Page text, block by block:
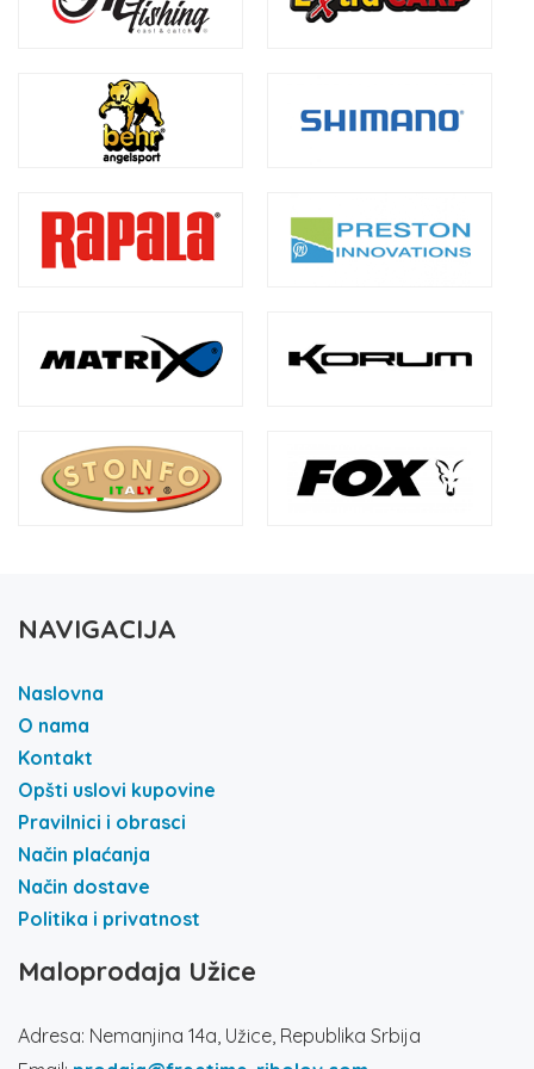
NAVIGACIJA
Naslovna
O nama
Kontakt
Opšti uslovi kupovine
Pravilnici i obrasci
Način plaćanja
Način dostave
Politika i privatnost
Maloprodaja Užice
Adresa: Nemanjina 14a, Užice, Republika Srbija